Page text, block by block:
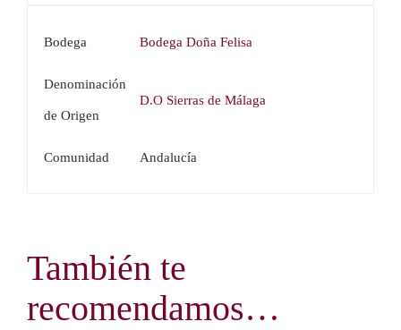
Bodega Bodega Doña Felisa
Denominación
de Origen
D.O Sierras de Málaga
Comunidad Andalucía
También te
recomendamos…